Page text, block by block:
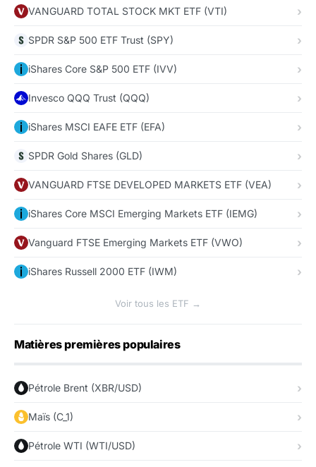
VANGUARD TOTAL STOCK MKT ETF (VTI)
SPDR S&P 500 ETF Trust (SPY)
iShares Core S&P 500 ETF (IVV)
Invesco QQQ Trust (QQQ)
iShares MSCI EAFE ETF (EFA)
SPDR Gold Shares (GLD)
VANGUARD FTSE DEVELOPED MARKETS ETF (VEA)
iShares Core MSCI Emerging Markets ETF (IEMG)
Vanguard FTSE Emerging Markets ETF (VWO)
iShares Russell 2000 ETF (IWM)
Voir tous les ETF →
Matières premières populaires
Pétrole Brent (XBR/USD)
Maïs (C_1)
Pétrole WTI (WTI/USD)